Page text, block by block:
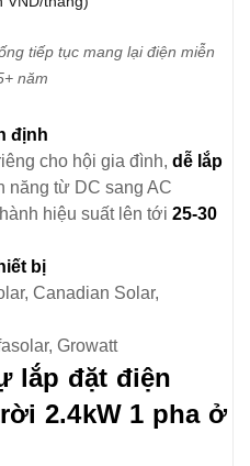
tiếp tục mang lại điện miễn
năm
định
cho hội gia đình, dễ lắp
năng từ DC sang AC
hiệu suất lên tới 25-30
bị
Canadian Solar,
Growatt
lắp đặt điện
2.4kW 1 pha ở